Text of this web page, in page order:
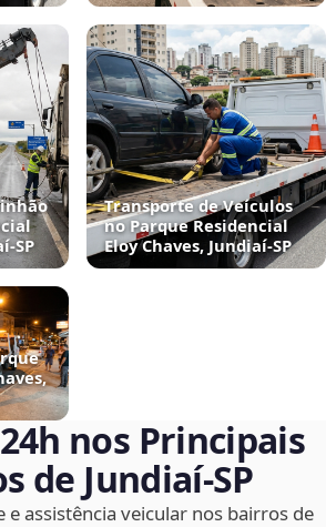
Transporte de Veículos
no Parque Residencial
Eloy Chaves, Jundiaí‑SP
nos Principais
de Jundiaí‑SP
e assistência veicular nos bairros de